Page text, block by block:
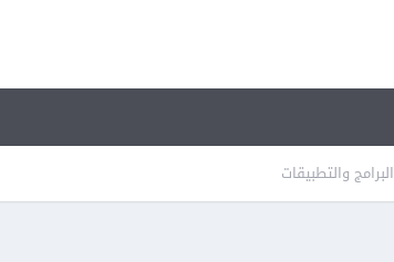
البرامج والتطبيقات